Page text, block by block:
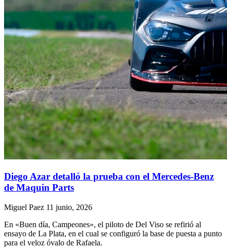
Diego Azar detalló la prueba con el Mercedes-Benz
de Maquin Parts
Miguel Paez 11 junio, 2026
En «Buen día, Campeones», el piloto de Del Viso se refirió al
ensayo de La Plata, en el cual se configuró la base de puesta a punto
para el veloz óvalo de Rafaela.